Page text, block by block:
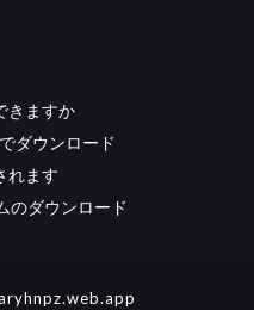
きますか
ダウンロード
れます
のダウンロード